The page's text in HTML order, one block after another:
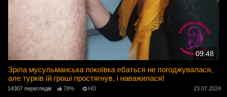
09:48
Зріла мусульманська покоївка ебаться не погоджувалася,
але турків їй гроші простягнув, і наважилася!
14307 переглядів 78% HD 23.07.2024